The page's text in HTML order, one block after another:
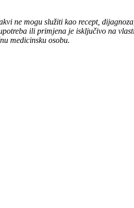
ne mogu služiti kao recept,
ili primjena je isključivo na
medicinsku osobu.